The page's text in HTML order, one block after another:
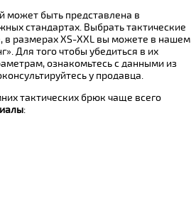
может быть представлена в
стандартах. Выбрать тактические
в размерах XS-XXL вы можете в нашем
Для того чтобы убедиться в их
ознакомьтесь с данными из
у продавца.
тактических брюк чаще всего
: